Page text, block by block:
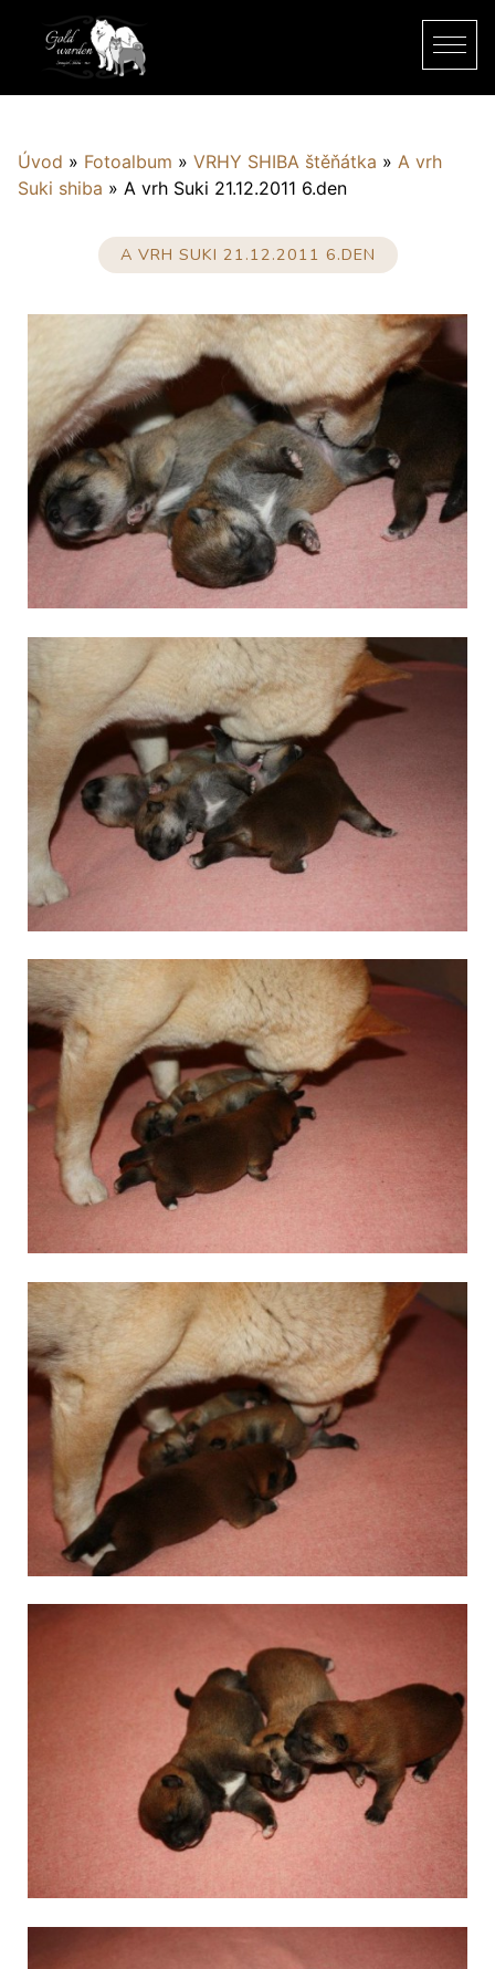
Úvod » Fotoalbum » VRHY SHIBA štěňátka » A vrh
Suki shiba » A vrh Suki 21.12.2011 6.den
A VRH SUKI 21.12.2011 6.DEN